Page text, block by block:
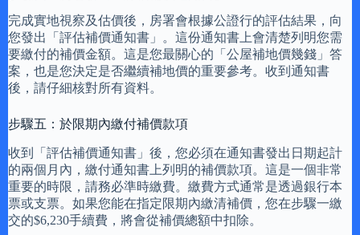
完成實地視察及估價後，房署會根據公證行的評估結果，向
您發出「評估補價通知書」。這份通知書上會清楚列明您需
要繳付的補價金額。這是您最關心的「公屋補地價幾錢」答
案，也是您決定是否繼續補地價的重要參考。收到通知書
後，請仔細核對所有資料。
步驟五：於限期內繳付補價款項
收到「評估補價通知書」後，您必須在通知書發出日期起計
的兩個月內，繳付通知書上列明的補價款項。這是一個非常
重要的時限，請務必準時繳費。繳費方式通常是透過銀行本
票或支票。如果您能在指定限期內繳清補價，您在步驟一繳
交的$6,230手續費，將會從補價總額中扣除。